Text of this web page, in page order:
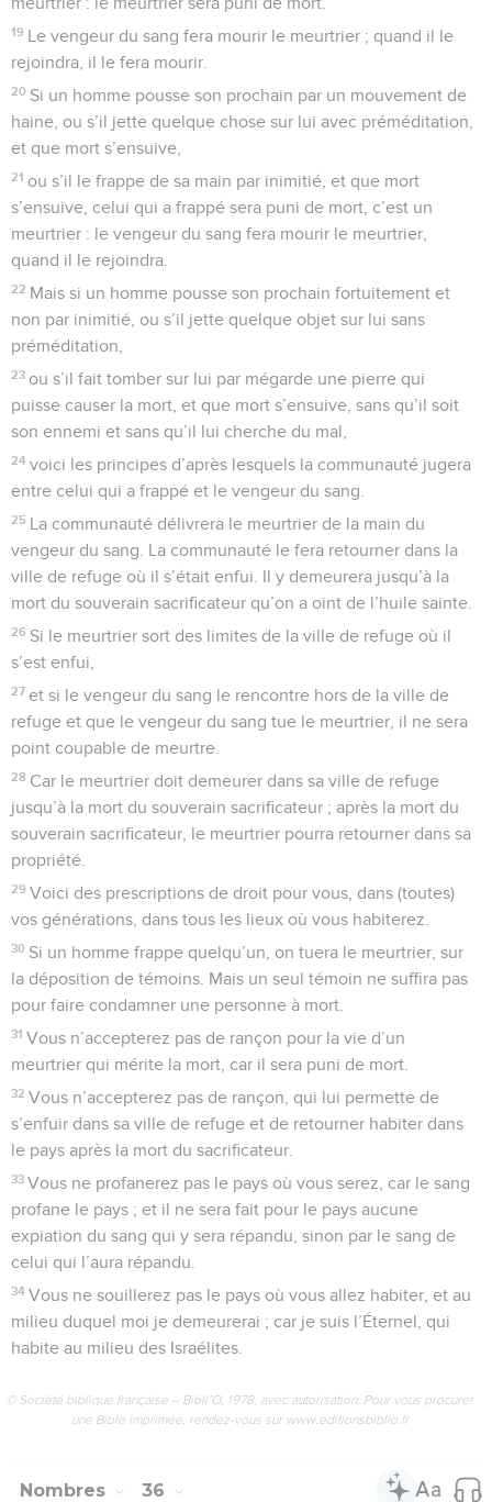
19 Le vengeur du sang fera mourir le meurtrier ; quand il le
rejoindra, il le fera mourir.
20 Si un homme pousse son prochain par un mouvement de
haine, ou s’il jette quelque chose sur lui avec préméditation,
et que mort s’ensuive,
21 ou s’il le frappe de sa main par inimitié, et que mort
s’ensuive, celui qui a frappé sera puni de mort, c’est un
meurtrier : le vengeur du sang fera mourir le meurtrier,
quand il le rejoindra.
22 Mais si un homme pousse son prochain fortuitement et
non par inimitié, ou s’il jette quelque objet sur lui sans
préméditation,
23 ou s’il fait tomber sur lui par mégarde une pierre qui
puisse causer la mort, et que mort s’ensuive, sans qu’il soit
son ennemi et sans qu’il lui cherche du mal,
24 voici les principes d’après lesquels la communauté jugera
entre celui qui a frappé et le vengeur du sang.
25 La communauté délivrera le meurtrier de la main du
vengeur du sang. La communauté le fera retourner dans la
ville de refuge où il s’était enfui. Il y demeurera jusqu’à la
mort du souverain sacrificateur qu’on a oint de l’huile sainte.
26 Si le meurtrier sort des limites de la ville de refuge où il
s’est enfui,
27 et si le vengeur du sang le rencontre hors de la ville de
refuge et que le vengeur du sang tue le meurtrier, il ne sera
point coupable de meurtre.
28 Car le meurtrier doit demeurer dans sa ville de refuge
jusqu’à la mort du souverain sacrificateur ; après la mort du
souverain sacrificateur, le meurtrier pourra retourner dans sa
propriété.
29 Voici des prescriptions de droit pour vous, dans (toutes)
vos générations, dans tous les lieux où vous habiterez.
30 Si un homme frappe quelqu’un, on tuera le meurtrier, sur
la déposition de témoins. Mais un seul témoin ne suffira pas
pour faire condamner une personne à mort.
31 Vous n’accepterez pas de rançon pour la vie d’un
meurtrier qui mérite la mort, car il sera puni de mort.
32 Vous n’accepterez pas de rançon, qui lui permette de
s’enfuir dans sa ville de refuge et de retourner habiter dans
le pays après la mort du sacrificateur.
33 Vous ne profanerez pas le pays où vous serez, car le sang
profane le pays ; et il ne sera fait pour le pays aucune
expiation du sang qui y sera répandu, sinon par le sang de
celui qui l’aura répandu.
34 Vous ne souillerez pas le pays où vous allez habiter, et au
milieu duquel moi je demeurerai ; car je suis l’Éternel, qui
habite au milieu des Israélites.
© Société biblique française – Bibli’O, 1978, avec autorisation. Pour vous procurer
une Bible imprimée, rendez-vous sur www.editionsbiblio.fr
Nombres 36